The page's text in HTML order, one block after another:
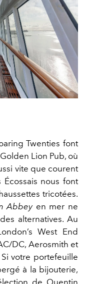
Twenties font
Lion Pub, où
vite que courent
nous font
tricotées.
Abbeyen mer ne
alternatives. Au
West End
DC, Aerosmith et
votre portefeuille
à la bijouterie,